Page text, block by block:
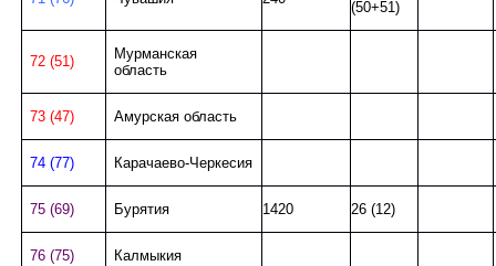
(50+51)
72 (51)
Мурманская
область
73 (47) Амурская область
74 (77) Карачаево-Черкесия
75 (69) Бурятия 1420 26 (12)
76 (75) Калмыкия